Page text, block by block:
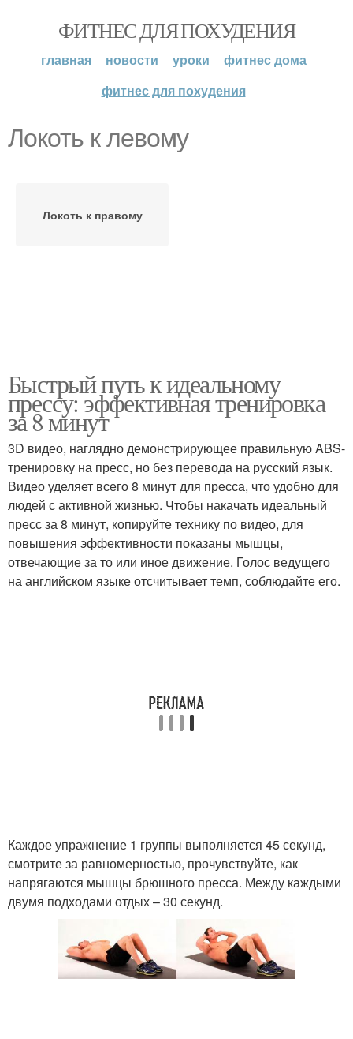
ФИТНЕС ДЛЯ ПОХУДЕНИЯ
главная новости уроки
фитнес дома
фитнес для похудения
Локоть к левому
Локоть к правому
Быстрый путь к идеальному
прессу: эффективная тренировка
за 8 минут
3D видео, наглядно демонстрирующее правильную ABS-
тренировку на пресс, но без перевода на русский язык.
Видео уделяет всего 8 минут для пресса, что удобно для
людей с активной жизнью. Чтобы накачать идеальный
пресс за 8 минут, копируйте технику по видео, для
повышения эффективности показаны мышцы,
отвечающие за то или иное движение. Голос ведущего
на английском языке отсчитывает темп, соблюдайте его.
Каждое упражнение 1 группы выполняется 45 секунд,
смотрите за равномерностью, прочувствуйте, как
напрягаются мышцы брюшного пресса. Между каждыми
двумя подходами отдых – 30 секунд.